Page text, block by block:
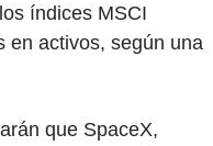
índices MSCI
en activos, según una
que SpaceX,